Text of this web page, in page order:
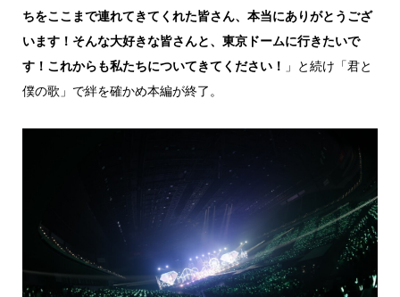
ちをここまで連れてきてくれた皆さん、本当にありがとうござ
います！そんな大好きな皆さんと、東京ドームに行きたいで
す！これからも私たちについてきてください！ 」と続け「君と
僕の歌」で絆を確かめ本編が終了。